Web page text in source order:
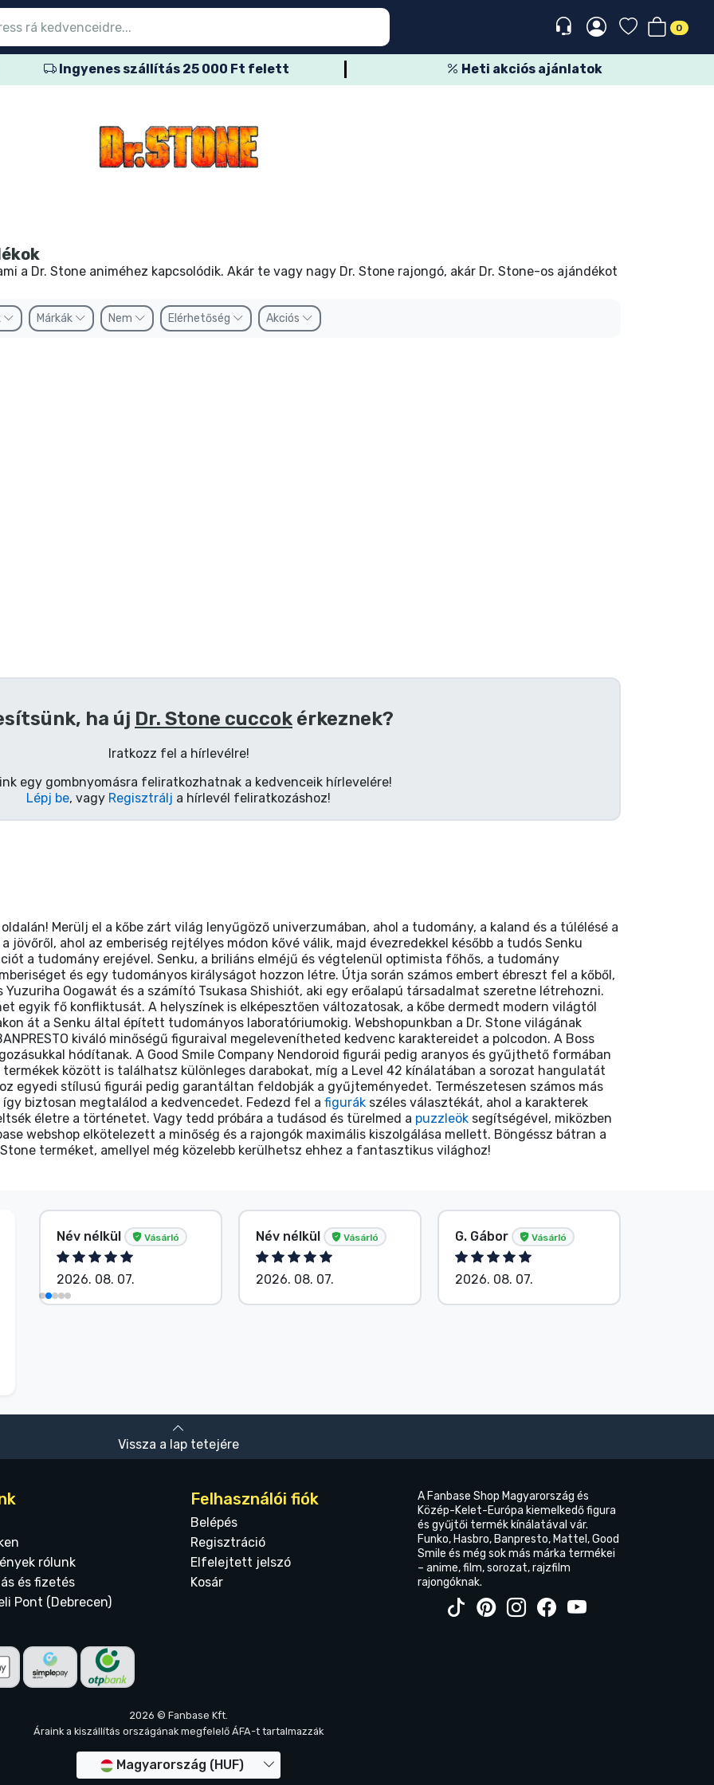
0
Ingyenes szállítás 25 000 Ft felett Heti akciós ajánlatok
a Dr. Stone animéhez kapcsolódik. Akár te vagy nagy Dr. Stone rajongó, akár Dr. Stone-os ajándékot
Márkák Nem Elérhetőség Akciós
ha új Dr. Stone cuccok érkeznek?
Iratkozz fel a hírlevélre!
egy gombnyomásra feliratkozhatnak a kedvenceik hírlevelére!
Lépj be, vagy Regisztrálj a hírlevél feliratkozáshoz!
Merülj el a kőbe zárt világ lenyűgöző univerzumában, ahol a tudomány, a kaland és a túlélésé a
jövőről, ahol az emberiség rejtélyes módon kővé válik, majd évezredekkel később a tudós Senku
a tudomány erejével. Senku, a briliáns elméjű és végtelenül optimista főhős, a tudomány
és egy tudományos királyságot hozzon létre. Útja során számos embert ébreszt fel a kőből,
Oogawát és a számító Tsukasa Shishiót, aki egy erőalapú társadalmat szeretne létrehozni.
egyik fő konfliktusát. A helyszínek is elképesztően változatosak, a kőbe dermedt modern világtól
át a Senku által épített tudományos laboratóriumokig. Webshopunkban a Dr. Stone világának
kiváló minőségű figuraival megelevenítheted kedvenc karaktereidet a polcodon. A Boss
hódítanak. A Good Smile Company Nendoroid figurái pedig aranyos és gyűjthető formában
között is találhatsz különleges darabokat, míg a Level 42 kínálatában a sorozat hangulatát
egyedi stílusú figurái pedig garantáltan feldobják a gyűjteményedet. Természetesen számos más
biztosan megtalálod a kedvencedet. Fedezd fel a figurák széles választékát, ahol a karakterek
életre a történetet. Vagy tedd próbára a tudásod és türelmed a puzzleök segítségével, miközben
webshop elkötelezett a minőség és a rajongók maximális kiszolgálása mellett. Böngéssz bátran a
terméket, amellyel még közelebb kerülhetsz ehhez a fantasztikus világhoz!
Név nélkül Vásárló
2026. 08. 07.
Név nélkül Vásárló
2026. 08. 07.
G. Gábor Vásárló
2026. 08. 07.
Vissza a lap tetejére
rólunk
és fizetés
Pont (Debrecen)
Felhasználói fiók
Belépés
Regisztráció
Elfelejtett jelszó
Kosár
A Fanbase Shop Magyarország és
Közép-Kelet-Európa kiemelkedő figura
és gyűjtői termék kínálatával vár.
Funko, Hasbro, Banpresto, Mattel, Good
Smile és még sok más márka termékei
– anime, film, sorozat, rajzfilm
rajongóknak.
2026 © Fanbase Kft.
Áraink a kiszállítás országának megfelelő ÁFA-t tartalmazzák
Magyarország (HUF)